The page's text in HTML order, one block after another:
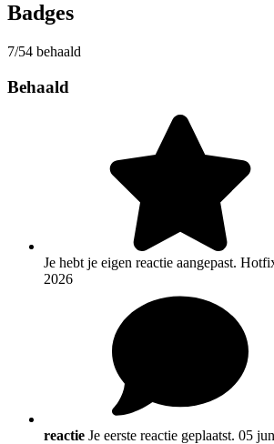
Badges
7/54 behaald
Behaald
Je hebt je eigen reactie aangepast.
2026
reactie Je eerste reactie geplaatst. 05